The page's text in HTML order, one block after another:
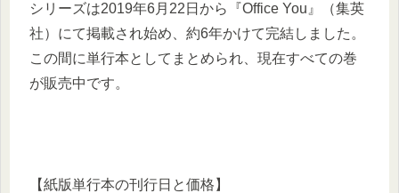
シリーズは2019年6月22日から『Office You』（集英
社）にて掲載され始め、約6年かけて完結しました。
この間に単行本としてまとめられ、現在すべての巻
が販売中です。
【紙版単行本の刊行日と価格】